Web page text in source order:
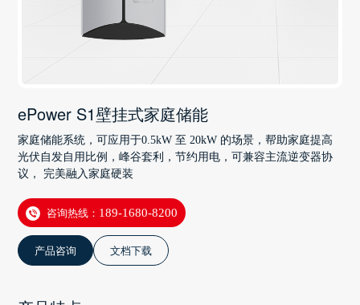
ePower S1壁挂式家庭储能
家庭储能系统，可应用于0.5kW 至 20kW 的场景，帮助家庭提高
光伏自发自用比例，峰谷套利，节约用电，可兼容主流逆变器协
议， 完美融入家庭硬装
咨询热线： 189-1680-8200
产品咨询 文档下载